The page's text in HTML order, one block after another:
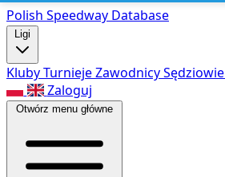
Polish Speedway Database
Ligi
KlubyTurniejeZawodnicySędziowie
Zaloguj
Otwórz menu główne